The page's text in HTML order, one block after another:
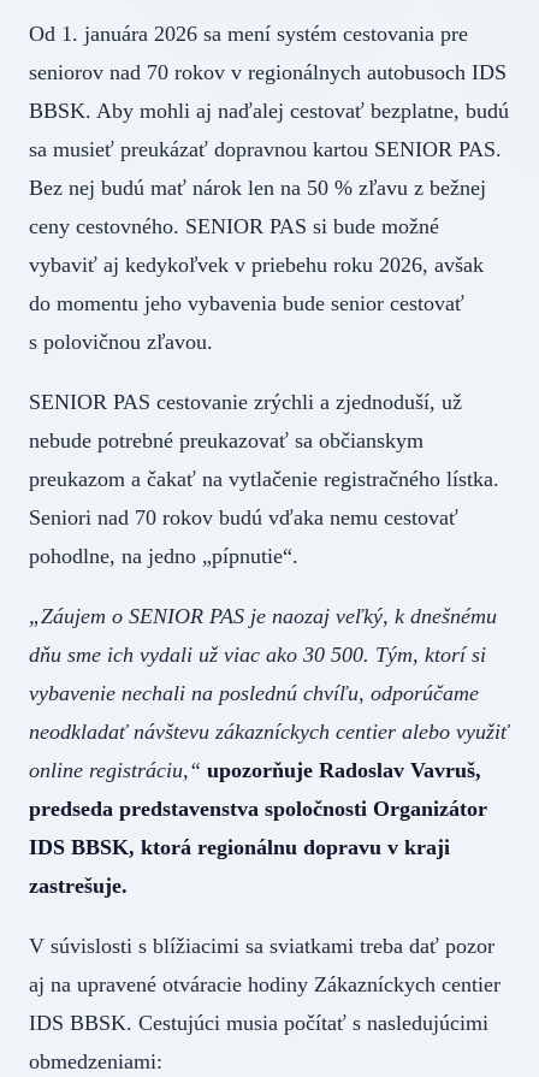
Od 1. januára 2026 sa mení systém cestovania pre
seniorov nad 70 rokov v regionálnych autobusoch IDS
BBSK. Aby mohli aj naďalej cestovať bezplatne, budú
sa musieť preukázať dopravnou kartou SENIOR PAS.
Bez nej budú mať nárok len na 50 % zľavu z bežnej
ceny cestovného. SENIOR PAS si bude možné
vybaviť aj kedykoľvek v priebehu roku 2026, avšak
do momentu jeho vybavenia bude senior cestovať
s polovičnou zľavou.
SENIOR PAS cestovanie zrýchli a zjednoduší, už
nebude potrebné preukazovať sa občianskym
preukazom a čakať na vytlačenie registračného lístka.
Seniori nad 70 rokov budú vďaka nemu cestovať
pohodlne, na jedno „pípnutie“.
„Záujem o SENIOR PAS je naozaj veľký, k dnešnému
dňu sme ich vydali už viac ako 30 500. Tým, ktorí si
vybavenie nechali na poslednú chvíľu, odporúčame
neodkladať návštevu zákazníckych centier alebo využiť
online registráciu,“ upozorňuje Radoslav Vavruš,
predseda predstavenstva spoločnosti Organizátor
IDS BBSK, ktorá regionálnu dopravu v kraji
zastrešuje.
V súvislosti s blížiacimi sa sviatkami treba dať pozor
aj na upravené otváracie hodiny Zákazníckych centier
IDS BBSK. Cestujúci musia počítať s nasledujúcimi
obmedzeniami: